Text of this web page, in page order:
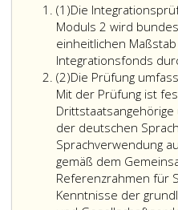
(1)Absatz
eins
Die
Moduls 2 wird
einheitlichen
Integrationsfonds
(2)Absatz
2
Die Prüfung
Mit der Prüfung ist
der deutschen
Sprachverwendung
gemäß dem
Referenzrahmen für
Kenntnisse der